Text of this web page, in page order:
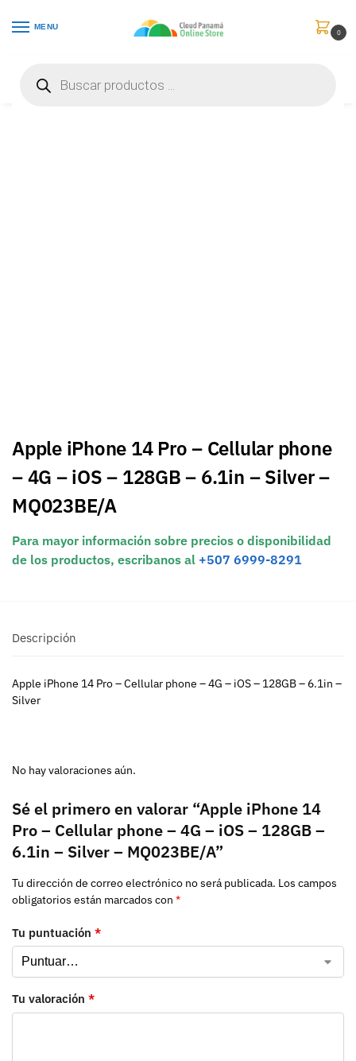
MENU
0
Apple iPhone 14 Pro – Cellular phone
– 4G – iOS – 128GB – 6.1in – Silver –
MQ023BE/A
Para mayor información sobre precios o disponibilidad
de los productos, escribanos al +507 6999-8291
Descripción
Apple iPhone 14 Pro – Cellular phone – 4G – iOS – 128GB – 6.1in –
Silver
No hay valoraciones aún.
Sé el primero en valorar “Apple iPhone 14
Pro – Cellular phone – 4G – iOS – 128GB –
6.1in – Silver – MQ023BE/A”
Tu dirección de correo electrónico no será publicada. Los campos
obligatorios están marcados con *
Tu puntuación *
Tu valoración *